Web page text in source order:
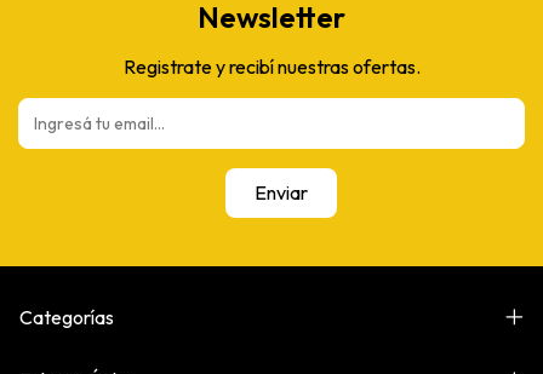
Newsletter
Registrate y recibí nuestras ofertas.
Categorías